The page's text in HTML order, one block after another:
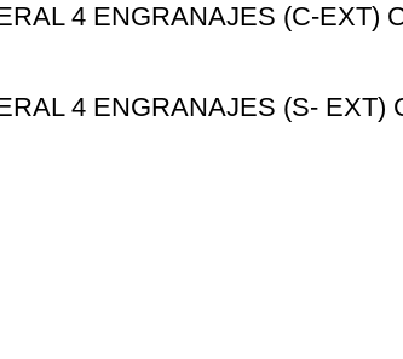
4 ENGRANAJES (C-EXT)
4 ENGRANAJES (S- EXT)